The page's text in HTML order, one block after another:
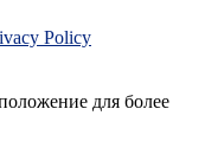
Policy
для более